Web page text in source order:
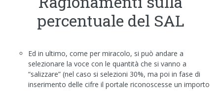
percentuale del SAL
Ed in ultimo, come per miracolo, si può andare a
selezionare la voce con le quantità che si vanno a
“salizzare” (nel caso si selezioni 30%, ma poi in fase di
inserimento delle cifre il portale riconoscesse un importo